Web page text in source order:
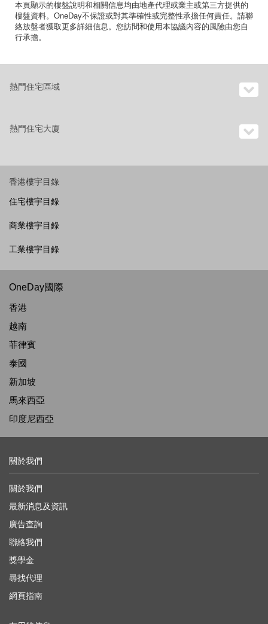
本頁顯示的樓盤說明和相關信息均由地產代理或業主或第三方提供的
樓盤資料。OneDay不保證或對其準確性或完整性承擔任何責任。請聯
絡放盤者獲取更多詳細信息。您訪問和使用本協議內容的風險由您自
行承擔。
熱門住宅區域
熱門住宅大廈
香港樓宇目錄
住宅樓宇目錄
商業樓宇目錄
工業樓宇目錄
OneDay國際
香港
越南
菲律賓
泰國
新加坡
馬來西亞
印度尼西亞
關於我們
關於我們
最新消息及資訊
廣告查詢
聯絡我們
獎學金
尋找代理
網頁指南